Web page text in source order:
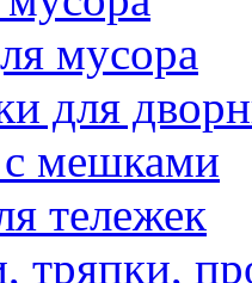
мусора
для
мешками
тележек
тряпки,